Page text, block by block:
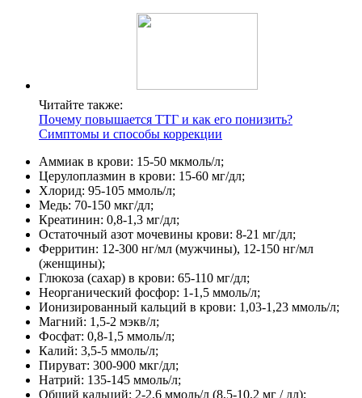
Читайте также:
Почему повышается ТТГ и как его понизить?
Симптомы и способы коррекции
Аммиак в крови: 15-50 мкмоль/л;
Церулоплазмин в крови: 15-60 мг/дл;
Хлорид: 95-105 ммоль/л;
Медь: 70-150 мкг/дл;
Креатинин: 0,8-1,3 мг/дл;
Остаточный азот мочевины крови: 8-21 мг/дл;
Ферритин: 12-300 нг/мл (мужчины), 12-150 нг/мл
(женщины);
Глюкоза (сахар) в крови: 65-110 мг/дл;
Неорганический фосфор: 1-1,5 ммоль/л;
Ионизированный кальций в крови: 1,03-1,23 ммоль/л;
Магний: 1,5-2 мэкв/л;
Фосфат: 0,8-1,5 ммоль/л;
Калий: 3,5-5 ммоль/л;
Пируват: 300-900 мкг/дл;
Натрий: 135-145 ммоль/л;
Общий кальций: 2-2,6 ммоль/л (8,5-10,2 мг / дл);